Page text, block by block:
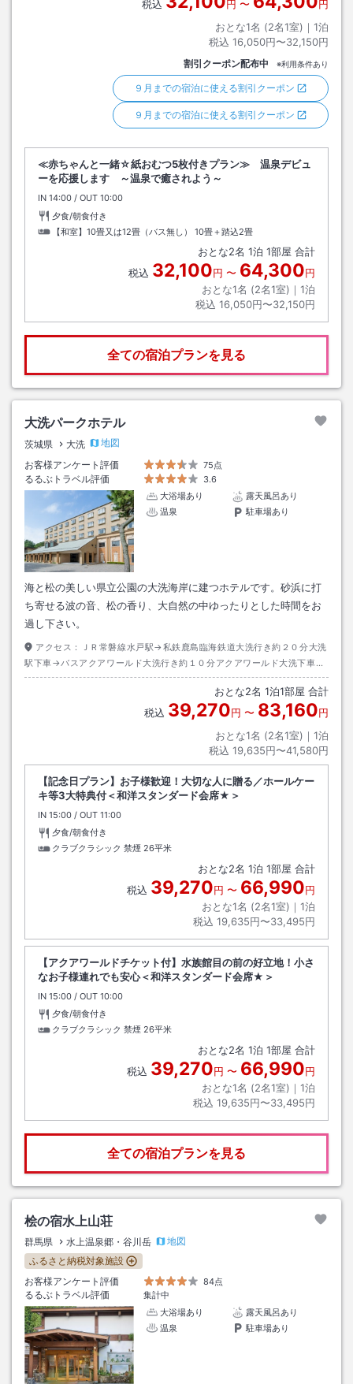
税込 円 〜
円
おとな1名 (2名1室)｜ 1泊
税込 16,050円〜32,150円
割引クーポン配布中 ※利用条件あり
９月までの宿泊に使える割引クーポン
９月までの宿泊に使える割引クーポン
≪赤ちゃんと一緒☆紙おむつ5枚付きプラン≫ 温泉デビュ
ーを応援します ～温泉で癒されよう～
IN チェックイン
14:00 / OUT チェックアウト
10:00
夕食/朝食付き
【和室】10畳又は12畳（バス無し）
10畳＋踏込2畳
おとな2名 1泊 1部屋 合計
税込 32,100円 〜 64,300円
おとな1名 (2名1室)｜ 1泊
税込 16,050円〜32,150円
全ての宿泊プランを見る
大洗パークホテル
茨城県 大洗
地図
お客様アンケート評価
75点
るるぶトラベル評価
3.6
大浴場あり
露天風呂あり
温泉
駐車場あり
海と松の美しい県立公園の大洗海岸に建つホテルです。砂浜に打
ち寄せる波の音、松の香り、大自然の中ゆったりとした時間をお
過し下さい。
アクセス：
ＪＲ常磐線水戸駅→私鉄鹿島臨海鉄道大洗行き約２０分大洗
駅下車→バスアクアワールド大洗行き約１０分アクアワールド大洗下車→
徒歩約３分
おとな2名 1泊1部屋 合計
税込 39,270円 〜 83,160円
おとな1名 (2名1室)｜ 1泊
税込 19,635円〜41,580円
【記念日プラン】お子様歓迎！大切な人に贈る／ホールケー
キ等3大特典付＜和洋スタンダード会席★＞
IN チェックイン
15:00 / OUT チェックアウト
11:00
夕食/朝食付き
クラブクラシック 禁煙 26平米
おとな2名 1泊 1部屋 合計
税込 39,270円 〜 66,990円
おとな1名 (2名1室)｜ 1泊
税込 19,635円〜33,495円
【アクアワールドチケット付】水族館目の前の好立地！小さ
なお子様連れでも安心＜和洋スタンダード会席★＞
IN チェックイン
15:00 / OUT チェックアウト
10:00
夕食/朝食付き
クラブクラシック 禁煙 26平米
おとな2名 1泊 1部屋 合計
税込 39,270円 〜 66,990円
おとな1名 (2名1室)｜ 1泊
税込 19,635円〜33,495円
全ての宿泊プランを見る
桧の宿水上山荘
群馬県 水上温泉郷・谷川岳
地図
ふるさと納税対象施設
お客様アンケート評価
84点
るるぶトラベル評価
集計中
大浴場あり
露天風呂あり
温泉
駐車場あり